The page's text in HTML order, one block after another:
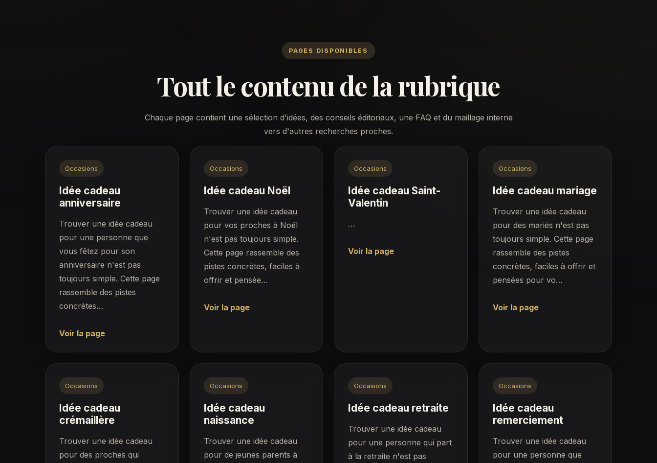
PAGES DISPONIBLES
Tout le contenu de la rubrique
Chaque page contient une sélection d'idées, des conseils éditoriaux, une FAQ et du maillage interne
vers d'autres recherches proches.
Occasions
Idée cadeau
anniversaire
Trouver une idée cadeau
pour une personne que
vous fêtez pour son
anniversaire n'est pas
toujours simple. Cette page
rassemble des pistes
concrètes…
Voir la page
Occasions
Idée cadeau Noël
Trouver une idée cadeau
pour vos proches à Noël
n'est pas toujours simple.
Cette page rassemble des
pistes concrètes, faciles à
offrir et pensée…
Voir la page
Occasions
Idée cadeau Saint-
Valentin
…
Voir la page
Occasions
Idée cadeau mariage
Trouver une idée cadeau
pour des mariés n'est pas
toujours simple. Cette page
rassemble des pistes
concrètes, faciles à offrir et
pensées pour vo…
Voir la page
Occasions
Idée cadeau
crémaillère
Trouver une idée cadeau
pour des proches qui
Occasions
Idée cadeau
naissance
Trouver une idée cadeau
pour de jeunes parents à
Occasions
Idée cadeau retraite
Trouver une idée cadeau
pour une personne qui part
à la retraite n'est pas
Occasions
Idée cadeau
remerciement
Trouver une idée cadeau
pour une personne que